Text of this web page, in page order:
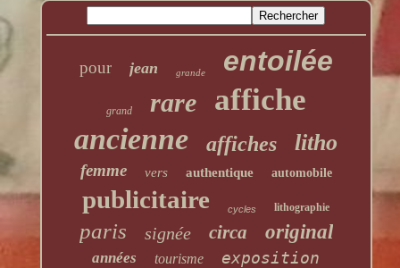
pour jean grande entoilée
grand rare affiche
ancienne affiches litho
femme vers authentique automobile
publicitaire cycles lithographie
paris signée circa original
années tourisme exposition